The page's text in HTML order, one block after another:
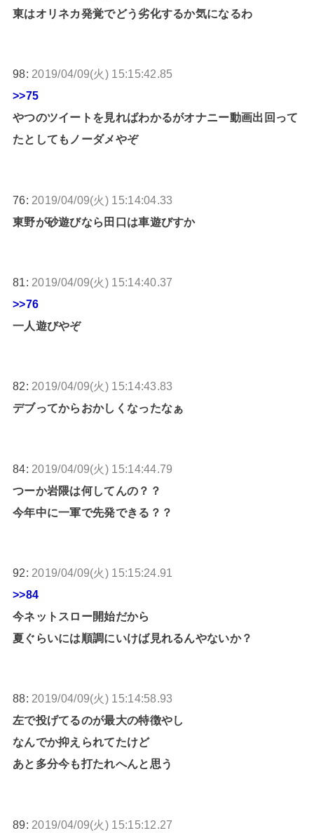
東はオリネカ発覚でどう劣化するか気になるわ
98: 2019/04/09(火) 15:15:42.85
>>75
やつのツイートを見ればわかるがオナニー動画出回って
たとしてもノーダメやぞ
76: 2019/04/09(火) 15:14:04.33
東野が砂遊びなら田口は車遊びすか
81: 2019/04/09(火) 15:14:40.37
>>76
一人遊びやぞ
82: 2019/04/09(火) 15:14:43.83
デブってからおかしくなったなぁ
84: 2019/04/09(火) 15:14:44.79
つーか岩隈は何してんの？？
今年中に一軍で先発できる？？
92: 2019/04/09(火) 15:15:24.91
>>84
今ネットスロー開始だから
夏ぐらいには順調にいけば見れるんやないか？
88: 2019/04/09(火) 15:14:58.93
左で投げてるのが最大の特徴やし
なんでか抑えられてたけど
あと多分今も打たれへんと思う
89: 2019/04/09(火) 15:15:12.27